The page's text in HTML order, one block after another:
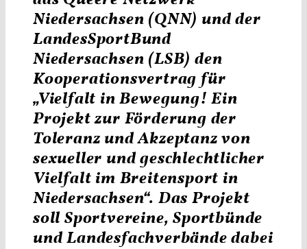
Niedersachsen (QNN) und der
LandesSportBund
Niedersachsen (LSB) den
Kooperationsvertrag für
„Vielfalt in Bewegung! Ein
Projekt zur Förderung der
Toleranz und Akzeptanz von
sexueller und geschlechtlicher
Vielfalt im Breitensport in
Niedersachsen“. Das Projekt
soll Sportvereine, Sportbünde
und Landesfachverbände dabei